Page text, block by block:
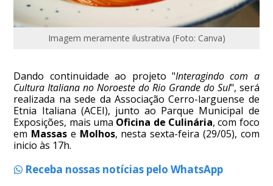
Imagem meramente ilustrativa (Foto: Canva)
Dando continuidade ao projeto "Interagindo com a
Cultura Italiana no Noroeste do Rio Grande do Sul", será
realizada na sede da Associação Cerro-larguense de
Etnia Italiana (ACEI), junto ao Parque Municipal de
Exposições, mais uma Oficina de Culinária, com foco
em Massas e Molhos, nesta sexta-feira (29/05), com
inicio às 17h.
Receba nossas notícias pelo WhatsApp